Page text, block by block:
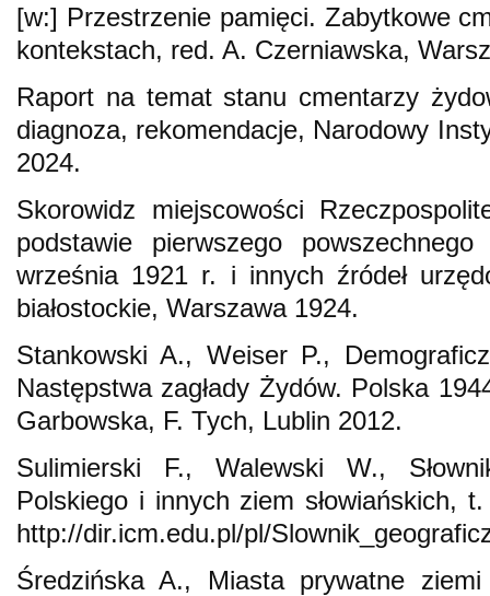
[w:] Przestrzenie pamięci. Zabytkowe
kontekstach, red. A. Czerniawska,
Raport na temat stanu cmentarzy
diagnoza, rekomendacje, Narodowy
2024.
Skorowidz miejscowości
podstawie pierwszego
września 1921 r. i innych źródeł
białostockie, Warszawa 1924.
Stankowski A., Weiser P.,
Następstwa zagłady Żydów. Polska
Garbowska, F. Tych, Lublin 2012.
Sulimierski F., Walewski W.,
Polskiego i innych ziem słowiańskich,
http://dir.icm.edu.pl/pl/
Średzińska A., Miasta prywatne